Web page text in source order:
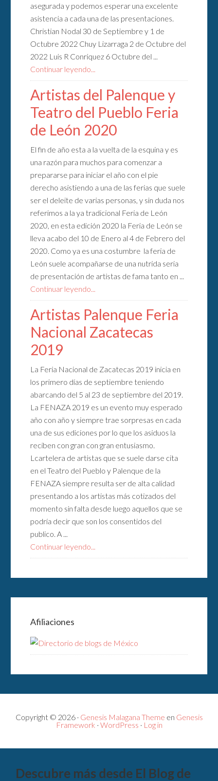
asegurada y podemos esperar una excelente
asistencia a cada una de las presentaciones.
Christian Nodal 30 de Septiembre y 1 de
Octubre 2022 Chuy Lizarraga 2 de Octubre del
2022 Luis R Conriquez 6 Octubre del ...
Continuar leyendo...
Artistas del Palenque y
Teatro del Pueblo Feria
de León 2020
El fin de año esta a la vuelta de la esquina y es
una razón para muchos para comenzar a
prepararse para iniciar el año con el pie
derecho asistiendo a una de las ferias que suele
ser el deleite de varias personas, y sin duda nos
referimos a la ya tradicional Feria de León
2020, en esta edición 2020 la Feria de León se
lleva acabo del 10 de Enero al 4 de Febrero del
2020. Como ya es una costumbre la feria de
León suele acompañarse de una nutrida seria
de presentación de artistas de fama tanto en ...
Continuar leyendo...
Artistas Palenque Feria
Nacional Zacatecas
2019
La Feria Nacional de Zacatecas 2019 inicia en
los primero días de septiembre teniendo
abarcando del 5 al 23 de septiembre del 2019.
La FENAZA 2019 es un evento muy esperado
año con año y siempre trae sorpresas en cada
una de sus ediciones por lo que los asiduos la
reciben con gran con gran entusiasmo.
Lcartelera de artistas que se suele darse cita
en el Teatro del Pueblo y Palenque de la
FENAZA siempre resulta ser de alta calidad
presentando a los artistas más cotizados del
momento sin falta desde luego aquellos que se
podría decir que son los consentidos del
publico. A ...
Continuar leyendo...
Afiliaciones
Copyright © 2026 · Genesis Malagana Theme en Genesis
Framework · WordPress · Log in
Descubre más desde El Blog de